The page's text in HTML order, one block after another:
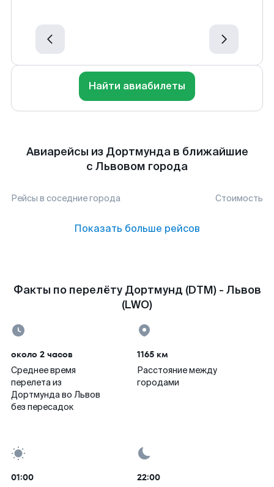
Найти авиабилеты
Авиарейсы из Дортмунда в ближайшие
с Львовом города
Рейсы в соседние города Стоимость
Показать больше рейсов
Факты по перелёту Дортмунд (DTM) - Львов
(LWO)
около 2 часов
Среднее время
перелета из
Дортмунда во Львов
без пересадок
1165 км
Расстояние между
городами
01:00 22:00